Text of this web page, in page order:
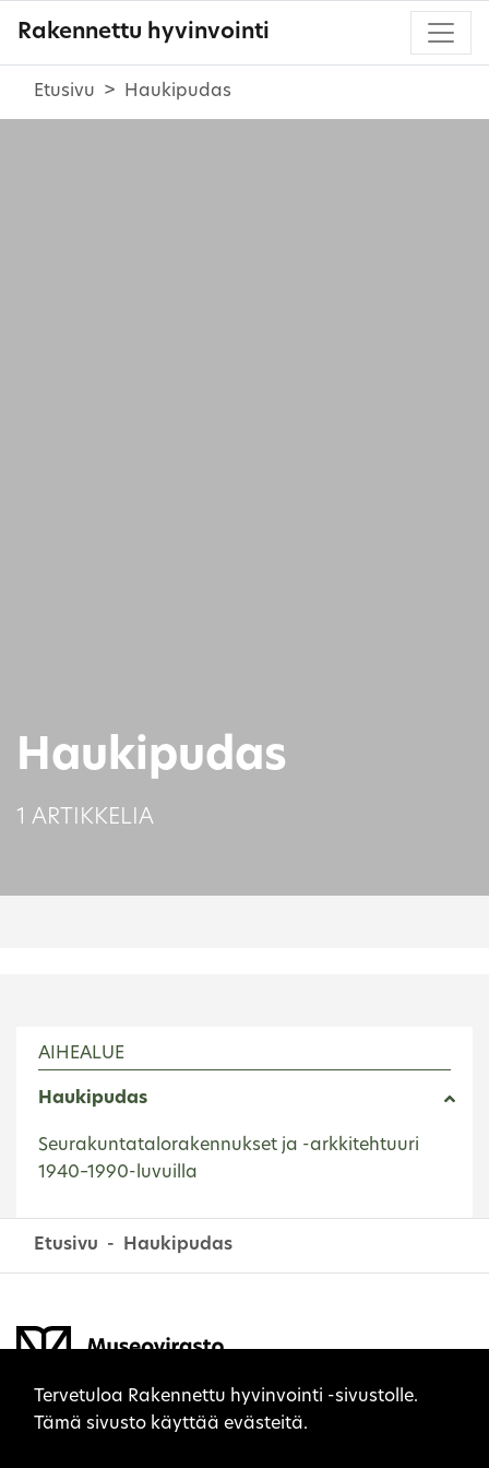
Rakennettu hyvinvointi
Etusivu Haukipudas
Haukipudas
1 ARTIKKELIA
AIHEALUE
Haukipudas
Seurakuntatalorakennukset ja -arkkitehtuuri
1940–1990-luvuilla
Etusivu Haukipudas
Sivuston evästeet
Tervetuloa Rakennettu hyvinvointi -sivustolle.
Tämä sivusto käyttää evästeitä.